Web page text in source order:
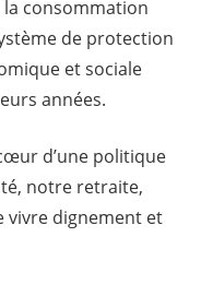
consommation
de protection
et sociale
années.
d’une politique
notre retraite,
vivre dignement et